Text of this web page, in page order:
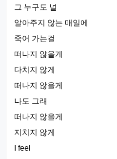
그 누구도 널
알아주지 않는 매일에
죽어 가는걸
떠나지 않을게
다치지 않게
떠나지 않을게
나도 그래
떠나지 않을게
지치지 않게
I feel